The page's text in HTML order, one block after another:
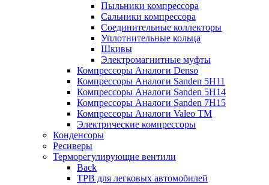
Пыльники компрессора
Сальники компрессора
Соединительные коллекторы
Уплотнительные кольца
Шкивы
Электромагнитные муфты
Компрессоры Аналоги Denso
Компрессоры Аналоги Sanden 5H11
Компрессоры Аналоги Sanden 5H14
Компрессоры Аналоги Sanden 7H15
Компрессоры Аналоги Valeo ТМ
Электрические компрессоры
Конденсоры
Ресиверы
Терморегулирующие вентили
Back
ТРВ для легковых автомобилей